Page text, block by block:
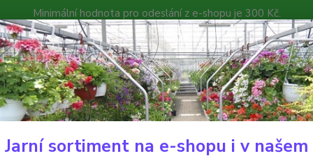
Minimální hodnota pro odeslání z e-shopu je 300 Kč.
můžete čekat nejpozději v následujícím týdnu po přijetí
Poradna Kontakty
Hledat
Jarní sortiment na e-shopu i v našem